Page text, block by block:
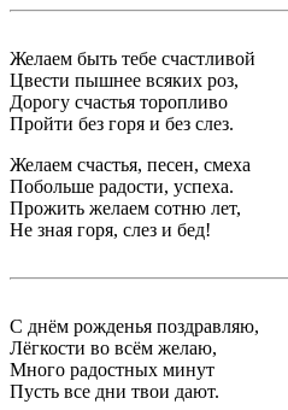
Желаем быть тебе счастливой
Цвести пышнее всяких роз,
Дорогу счастья торопливо
Пройти без горя и без слез.
Желаем счастья, песен, смеха
Побольше радости, успеха.
Прожить желаем сотню лет,
Не зная горя, слез и бед!
С днём рожденья поздравляю,
Лёгкости во всём желаю,
Много радостных минут
Пусть все дни твои дают.